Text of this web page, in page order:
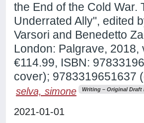
the End of the Cold War.
Underrated Ally", edited
Varsori and Benedetto
London: Palgrave, 2018,
€114.99, ISBN:
cover); 9783319651637
selva, simone Writing – Original Draft
2021-01-01